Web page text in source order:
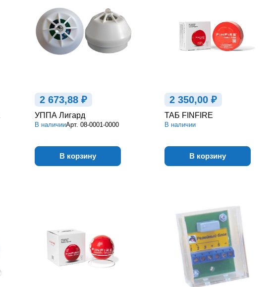
2 673,88 ₽
УППА Лигард
В наличииАрт. 08-0001-0000
В корзину
2 350,00 ₽
ТАБ FINFIRE
В наличии
В корзину